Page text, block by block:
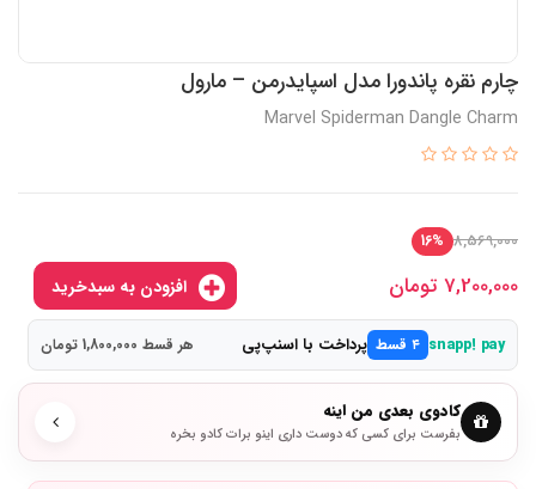
چارم نقره پاندورا مدل اسپایدرمن – مارول
Marvel Spiderman Dangle Charm
8,569,000
16%
7,200,000 تومان
snapp! pay ۴ قسط پرداخت با اسنپ‌پی هر قسط 1,800,000 تومان
کادوی بعدی من اینه
بفرست برای کسی که دوست داری اینو برات کادو بخره